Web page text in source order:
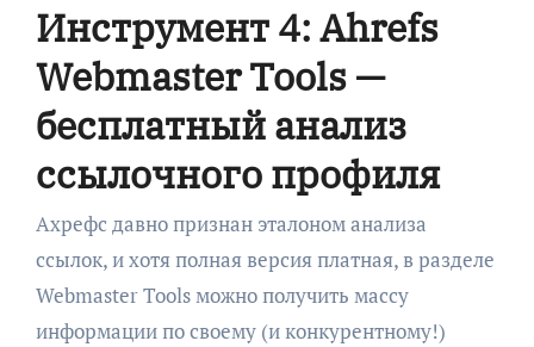
Инструмент 4: Ahrefs
Webmaster Tools —
бесплатный анализ
ссылочного профиля
Ахрефс давно признан эталоном анализа
ссылок, и хотя полная версия платная, в разделе
Webmaster Tools можно получить массу
информации по своему (и конкурентному!)